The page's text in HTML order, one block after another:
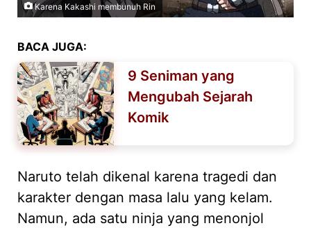
Karena Kakashi membunuh Rin
BACA JUGA:
9 Seniman yang
Mengubah Sejarah
Komik
Naruto telah dikenal karena tragedi dan
karakter dengan masa lalu yang kelam.
Namun, ada satu ninja yang menonjol